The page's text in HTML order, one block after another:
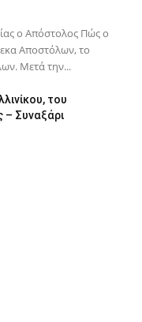
ο Απόστολος Πώς ο
Αποστόλων, το
Μετά την...
του
– Συναξάρι